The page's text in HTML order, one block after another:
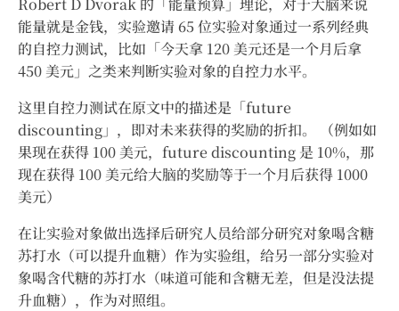
能量就是金钱，实验邀请 65 位实验对象通过一系列经典
的自控力测试，比如「今天拿 120 美元还是一个月后拿
450 美元」之类来判断实验对象的自控力水平。
这里自控力测试在原文中的描述是「future
discounting」，即对未来获得的奖励的折扣。 （例如如
果现在获得 100 美元，future discounting 是 10%，那
现在获得 100 美元给大脑的奖励等于一个月后获得 1000
美元）
在让实验对象做出选择后研究人员给部分研究对象喝含糖
苏打水（可以提升血糖）作为实验组，给另一部分实验对
象喝含代糖的苏打水（味道可能和含糖无差，但是没法提
升血糖），作为对照组。